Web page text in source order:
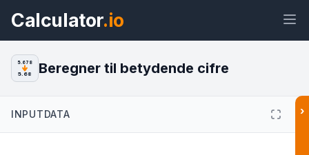
Calculator.io
5.678
5.68 Beregner til betydende cifre
INPUTDATA ›